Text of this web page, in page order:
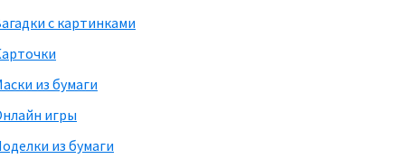
с картинками
из бумаги
игры
из бумаги